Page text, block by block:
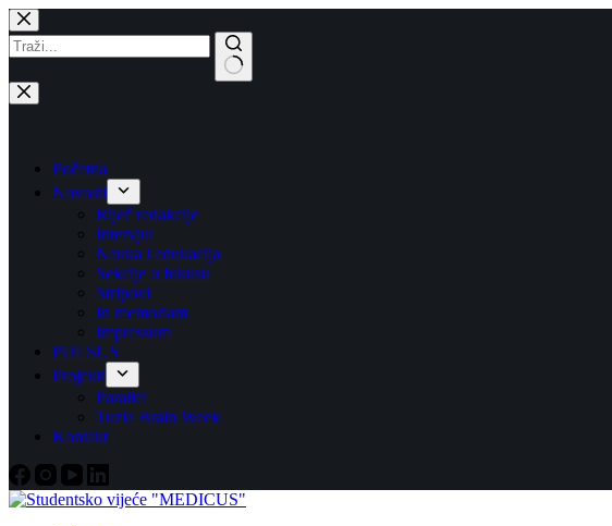
Skip
to
content
No
results
Početna
Novosti
Riječ redakcije
Intervjui
Nauka i edukacija
Sekcije u fokusu
Stripovi
In memoriam
Impressum
PULSUS
Projekti
Parallel
Tuzla Brain Week
Kontakt